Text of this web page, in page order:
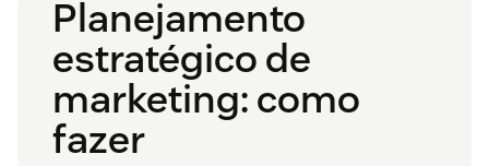
Planejamento
estratégico de
marketing: como
fazer